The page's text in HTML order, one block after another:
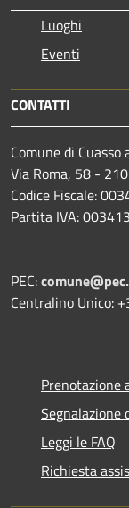
Luoghi
Eventi
CONTATTI
Comune di Cuasso
Via Roma, 58 -
Codice Fiscale:
Partita IVA:
PEC:
Centralino Unico:
Prenotazione
Segnalazione
Leggi le FAQ
Richiesta